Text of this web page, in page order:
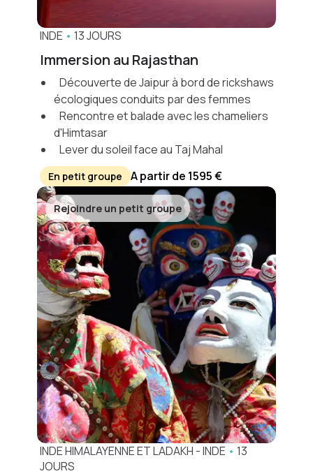
INDE • 13 JOURS
Immersion au Rajasthan
Découverte de Jaipur à bord de rickshaws
écologiques conduits par des femmes
Rencontre et balade avec les chameliers
d'Himtasar
Lever du soleil face au Taj Mahal
En petit groupe A partir de 1595 €
Rejoindre un petit groupe
INDE HIMALAYENNE ET LADAKH -INDE • 13
JOURS